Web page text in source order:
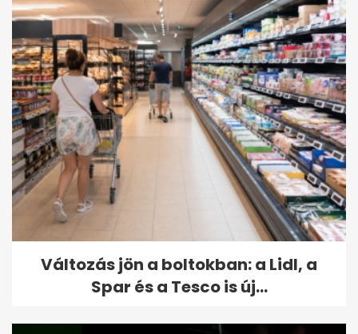
Változás jön a boltokban: a Lidl, a
Spar és a Tesco is új...